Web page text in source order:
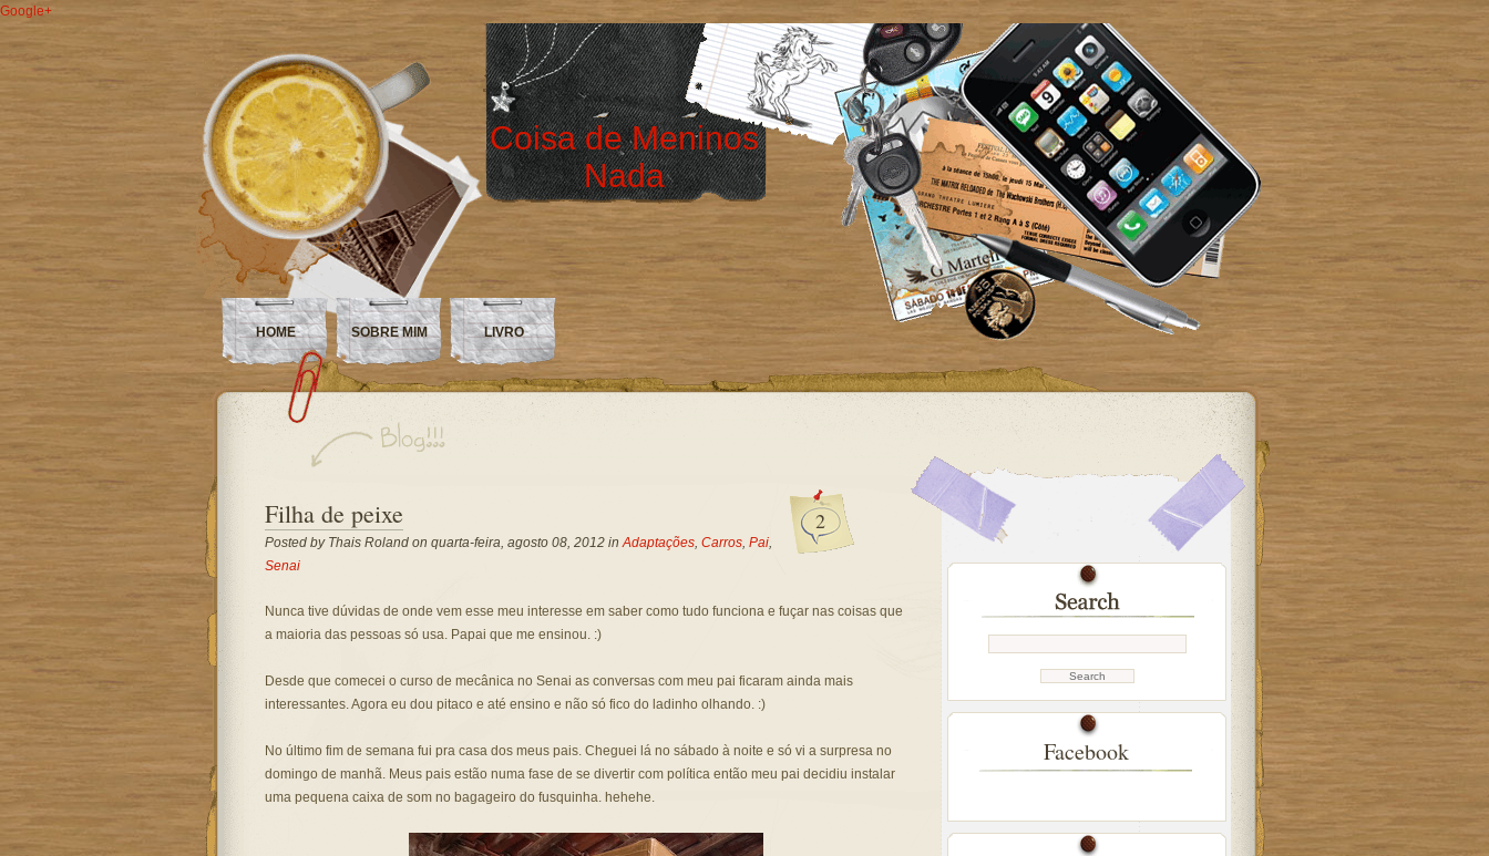
Google+
Coisa de Meninos
Nada
HOME SOBRE MIM LIVRO
2
Filha de peixe
Posted by Thais Rolandon quarta-feira, agosto 08, 2012 inAdaptações, Carros, Pai,
Senai
Nunca tive dúvidas de onde vem esse meu interesse em saber como tudo funciona e fuçar nas coisas que
a maioria das pessoas só usa. Papai que me ensinou. :)
Desde que comecei o curso de mecânica no Senai as conversas com meu pai ficaram ainda mais
interessantes. Agora eu dou pitaco e até ensino e não só fico do ladinho olhando. :)
No último fim de semana fui pra casa dos meus pais. Cheguei lá no sábado à noite e só vi a surpresa no
domingo de manhã. Meus pais estão numa fase de se divertir com política então meu pai decidiu instalar
uma pequena caixa de som no bagageiro do fusquinha. hehehe.
Facebook